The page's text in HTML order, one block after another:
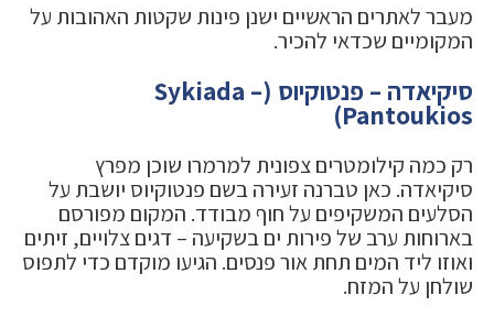
מעבר לאתרים הראשיים ישנן פינות שקטות האהובות על
המקומיים שכדאי להכיר.
סיקיאדה – פנטוקיוס (Sykiada –
Pantoukios)
רק כמה קילומטרים צפונית למרמרו שוכן מפרץ
סיקיאדה. כאן טברנה זעירה בשם פנטוקיוס יושבת על
הסלעים המשקיפים על חוף מבודד. המקום מפורסם
בארוחות ערב של פירות ים בשקיעה – דגים צלויים, זיתים
ואוזו ליד המים תחת אור פנסים. הגיעו מוקדם כדי לתפוס
שולחן על המזח.